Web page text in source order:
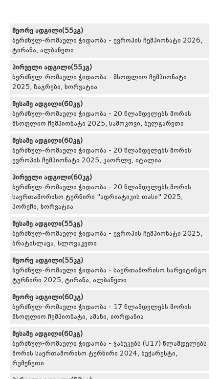
მეორე ადგილი(55კგ)
ბერძნულ-რომაული ჭიდაობა - ევროპის ჩემპიონატი 2026,
ტირანა, ალბანეთი
პირველი ადგილი(55კგ)
ბერძნულ-რომაული ჭიდაობა - მსოფლიო ჩემპიონატი
2025, ზაგრები, ხორვატია
მესამე ადგილი(60კგ)
ბერძნულ-რომაული ჭიდაობა - 20 წლამდელებს შორის
მსოფლიო ჩემპიონატი 2025, სამოკოვი, ბულგარეთი
მესამე ადგილი(60კგ)
ბერძნულ-რომაული ჭიდაობა - 20 წლამდელებს შორის
ევროპის ჩემპიონატი 2025, კაორლე, იტალია
პირველი ადგილი(60კგ)
ბერძნულ-რომაული ჭიდაობა - 20 წლამდელებს შორის
საერთაშორისო ტურნირი "ადრიატიკის თასი" 2025,
პორეჩი, ხორვატია
მესამე ადგილი(55კგ)
ბერძნულ-რომაული ჭიდაობა - ევროპის ჩემპიონატი 2025,
ბრატისლავა, სლოვაკეთი
მეორე ადგილი(55კგ)
ბერძნულ-რომაული ჭიდაობა - საერთაშორისო სარეიტინგო
ტურნირი 2025, ტირანა, ალბანეთი
მეორე ადგილი(60კგ)
ბერძნულ-რომაული ჭიდაობა - 17 წლამდელებს შორის
მსოფლიო ჩემპიონატი, ამანი, იორდანია
მესამე ადგილი(60კგ)
ბერძნულ-რომაული ჭიდაობა - ჭაბუკებს (U17) წლამდელებს
შორის საერთაშორისო ტურნირი 2024, ბუქარესტი,
რუმუნეთი